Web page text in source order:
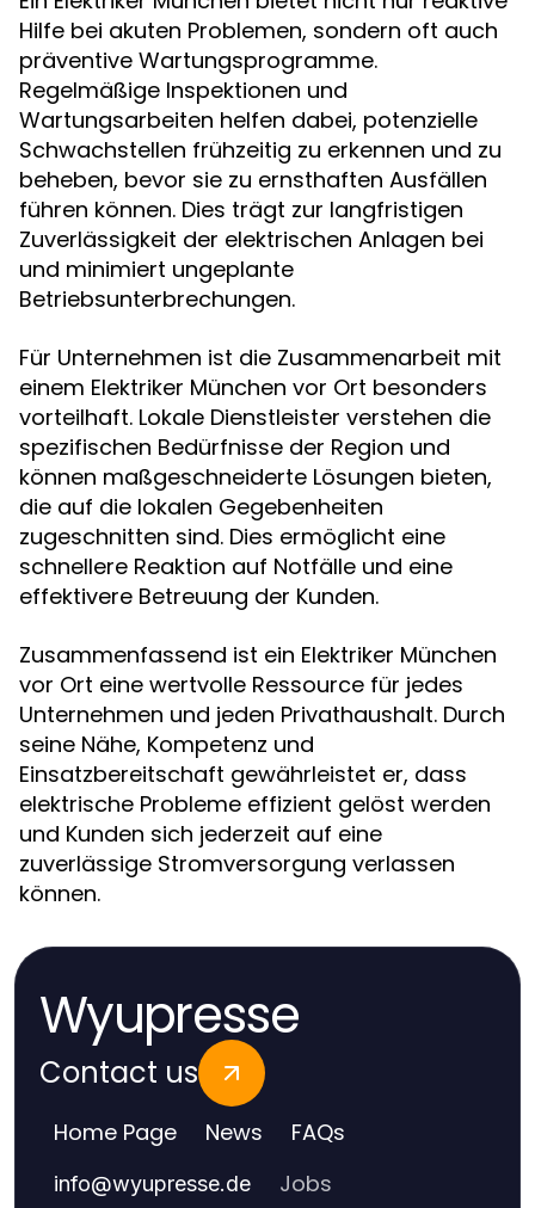
Hilfe bei akuten Problemen, sondern oft auch
präventive Wartungsprogramme.
Regelmäßige Inspektionen und
Wartungsarbeiten helfen dabei, potenzielle
Schwachstellen frühzeitig zu erkennen und zu
beheben, bevor sie zu ernsthaften Ausfällen
führen können. Dies trägt zur langfristigen
Zuverlässigkeit der elektrischen Anlagen bei
und minimiert ungeplante
Betriebsunterbrechungen.
Für Unternehmen ist die Zusammenarbeit mit
einem Elektriker München vor Ort besonders
vorteilhaft. Lokale Dienstleister verstehen die
spezifischen Bedürfnisse der Region und
können maßgeschneiderte Lösungen bieten,
die auf die lokalen Gegebenheiten
zugeschnitten sind. Dies ermöglicht eine
schnellere Reaktion auf Notfälle und eine
effektivere Betreuung der Kunden.
Zusammenfassend ist ein Elektriker München
vor Ort eine wertvolle Ressource für jedes
Unternehmen und jeden Privathaushalt. Durch
seine Nähe, Kompetenz und
Einsatzbereitschaft gewährleistet er, dass
elektrische Probleme effizient gelöst werden
und Kunden sich jederzeit auf eine
zuverlässige Stromversorgung verlassen
können.
Wyupresse
Contact us
Home Page News FAQs
info@wyupresse.de Jobs